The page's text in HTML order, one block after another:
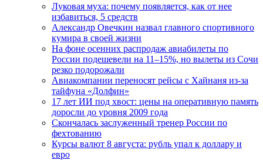
Луковая муха: почему появляется, как от нее
избавиться, 5 средств
Александр Овечкин назвал главного спортивного
кумира в своей жизни
На фоне осенних распродаж авиабилеты по
России подешевели на 11–15%, но вылеты из Сочи
резко подорожали
Авиакомпании переносят рейсы с Хайнаня из-за
тайфуна «Долфин»
17 лет ИИ под хвост: цены на оперативную память
доросли до уровня 2009 года
Скончалась заслуженный тренер России по
фехтованию
Курсы валют 8 августа: рубль упал к доллару и
евро